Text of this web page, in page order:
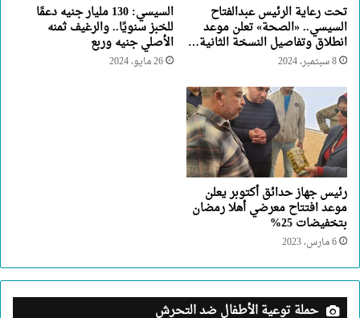
تحت رعاية الرئيس عبدالفتاح
السيسي.. «الصحة» تعلن موعد
انطلاق وتفاصيل النسخة الثانية…
8 سبتمبر، 2024
السيسي: 130 مليار جنيه دعمًا
للخبز سنويًا.. والرغيف ثمنه
الأصلي جنيه وربع
26 مايو، 2024
رئيس جهاز حدائق أكتوبر يعلن
موعد افتتاح معرضي أهلا رمضان
بتخفيضات 25%
6 مارس، 2023
حملة توعية الأطفال ضد التحرش